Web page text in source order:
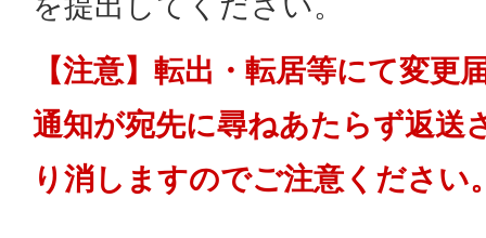
【注意】転出・転居等にて変更
通知が宛先に尋ねあたらず返送
り消しますのでご注意ください